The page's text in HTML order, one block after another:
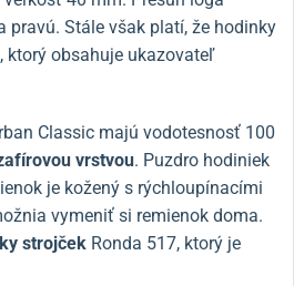
pravú. Stále však platí, že hodinky
ktorý obsahuje ukazovateľ
Classic majú vodotesnosť 100
vrstvou. Puzdro hodiniek
je kožený s rýchloupínacími
vymeniť si remienok doma.
strojček Ronda 517, ktorý je